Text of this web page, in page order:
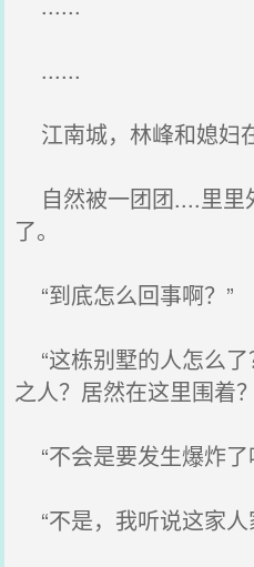
......
江南城，林峰和媳妇
自然被一团团....里里
了。
“到底怎么回事啊？”
“这栋别墅的人怎么
之人？居然在这里围着
“不会是要发生爆炸了
“不是，我听说这家人